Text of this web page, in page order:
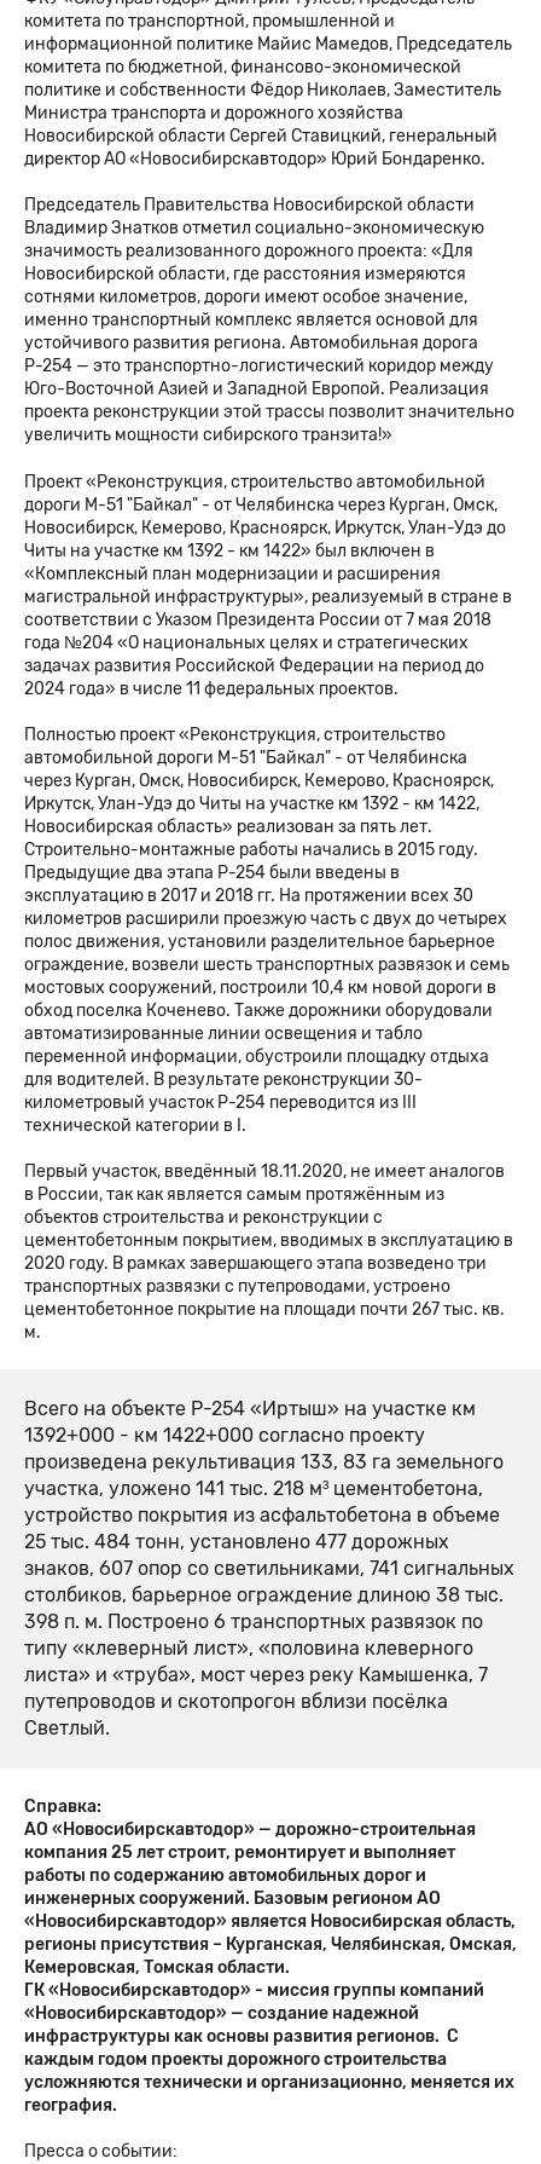
комитета по транспортной, промышленной и
информационной политике Майис Мамедов, Председатель
комитета по бюджетной, финансово-экономической
политике и собственности Фёдор Николаев, Заместитель
Министра транспорта и дорожного хозяйства
Новосибирской области Сергей Ставицкий, генеральный
директор АО «Новосибирскавтодор» Юрий Бондаренко.
Председатель Правительства Новосибирской области
Владимир Знатков отметил социально-экономическую
значимость реализованного дорожного проекта: «Для
Новосибирской области, где расстояния измеряются
сотнями километров, дороги имеют особое значение,
именно транспортный комплекс является основой для
устойчивого развития региона. Автомобильная дорога
Р-254 — это транспортно-логистический коридор между
Юго-Восточной Азией и Западной Европой. Реализация
проекта реконструкции этой трассы позволит значительно
увеличить мощности сибирского транзита!»
Проект «Реконструкция, строительство автомобильной
дороги М-51 "Байкал" - от Челябинска через Курган, Омск,
Новосибирск, Кемерово, Красноярск, Иркутск, Улан-Удэ до
Читы на участке км 1392 - км 1422» был включен в
«Комплексный план модернизации и расширения
магистральной инфраструктуры», реализуемый в стране в
соответствии с Указом Президента России от 7 мая 2018
года №204 «О национальных целях и стратегических
задачах развития Российской Федерации на период до
2024 года» в числе 11 федеральных проектов.
Полностью проект «Реконструкция, строительство
автомобильной дороги М-51 "Байкал" - от Челябинска
через Курган, Омск, Новосибирск, Кемерово, Красноярск,
Иркутск, Улан-Удэ до Читы на участке км 1392 - км 1422,
Новосибирская область» реализован за пять лет.
Строительно-монтажные работы начались в 2015 году.
Предыдущие два этапа Р-254 были введены в
эксплуатацию в 2017 и 2018 гг. На протяжении всех 30
километров расширили проезжую часть с двух до четырех
полос движения, установили разделительное барьерное
ограждение, возвели шесть транспортных развязок и семь
мостовых сооружений, построили 10,4 км новой дороги в
обход поселка Коченево. Также дорожники оборудовали
автоматизированные линии освещения и табло
переменной информации, обустроили площадку отдыха
для водителей. В результате реконструкции 30-
километровый участок Р-254 переводится из III
технической категории в I.
Первый участок, введённый 18.11.2020, не имеет аналогов
в России, так как является самым протяжённым из
объектов строительства и реконструкции с
цементобетонным покрытием, вводимых в эксплуатацию в
2020 году. В рамках завершающего этапа возведено три
транспортных развязки с путепроводами, устроено
цементобетонное покрытие на площади почти 267 тыс. кв.
м.
Всего на объекте Р-254 «Иртыш» на участке км
1392+000 - км 1422+000 согласно проекту
произведена рекультивация 133, 83 га земельного
участка, уложено 141 тыс. 218 м³ цементобетона,
устройство покрытия из асфальтобетона в объеме
25 тыс. 484 тонн, установлено 477 дорожных
знаков, 607 опор со светильниками, 741 сигнальных
столбиков, барьерное ограждение длиною 38 тыс.
398 п. м. Построено 6 транспортных развязок по
типу «клеверный лист», «половина клеверного
листа» и «труба», мост через реку Камышенка, 7
путепроводов и скотопрогон вблизи посёлка
Светлый.
Справка:
АО «Новосибирскавтодор» — дорожно-строительная
компания 25 лет строит, ремонтирует и выполняет
работы по содержанию автомобильных дорог и
инженерных сооружений. Базовым регионом АО
«Новосибирскавтодор» является Новосибирская область,
регионы присутствия – Курганская, Челябинская, Омская,
Кемеровская, Томская области.
ГК «Новосибирскавтодор» - миссия группы компаний
«Новосибирскавтодор» — создание надежной
инфраструктуры как основы развития регионов. С
каждым годом проекты дорожного строительства
усложняются технически и организационно, меняется их
география.
Пресса о событии: